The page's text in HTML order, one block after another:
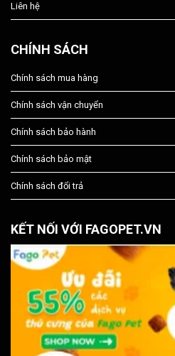
Liên hệ
CHÍNH SÁCH
Chính sách mua hàng
Chính sách vận chuyển
Chính sách bảo hành
Chính sách bảo mật
Chính sách đổi trả
KẾT NỐI VỚI FAGOPET.VN